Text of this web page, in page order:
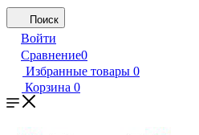
Поиск
Войти
Сравнение0
Избранные товары 0
Корзина 0